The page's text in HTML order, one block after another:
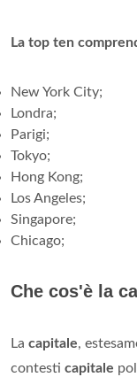
La top ten
New York City;
Londra;
Parigi;
Tokyo;
Hong Kong;
Los Angeles;
Singapore;
Chicago;
Che cos'è la
La capitale,
contesti capitale